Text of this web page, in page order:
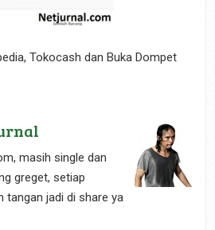
Tokocash dan Buka Dompet
masih single dan
greget, setiap
tangan jadi di share ya